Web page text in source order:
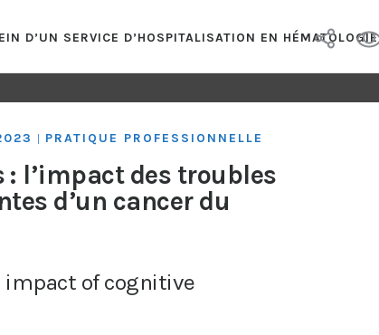
D’UN SERVICE D’HOSPITALISATION EN HÉMATOLOGIE
PRATIQUE PROFESSIONNELLE
l’impact des troubles
d’un cancer du
impact of cognitive